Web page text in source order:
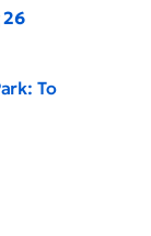
26
Το